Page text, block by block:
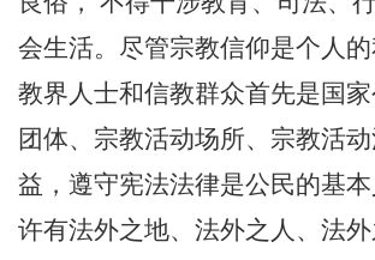
会生活。尽管宗教信仰是个人
教界人士和信教群众首先是国
团体、宗教活动场所、宗教活动
益，遵守宪法法律是公民的基
许有法外之地、法外之人、法